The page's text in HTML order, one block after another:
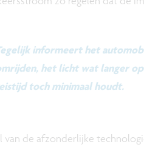
informeert het
het licht wat langer
toch minimaal houdt.
van de afzonderlijke